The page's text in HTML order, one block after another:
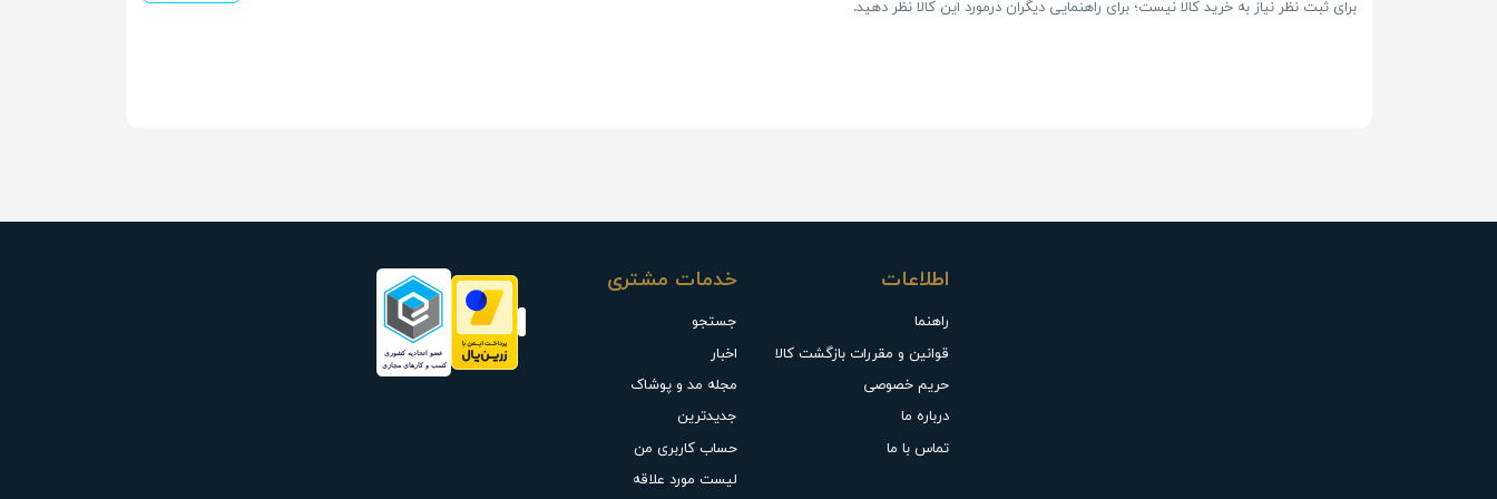
برای ثبت نظر نیاز به خرید کالا نیست؛ برای راهنمایی دیگران درمورد این کالا نظر دهید.
اطلاعات
راهنما
قوانین و مقررات بازگشت کالا
حریم خصوصی
درباره ما
تماس با ما
خدمات مشتری
جستجو
اخبار
مجله مد و پوشاک
جدیدترین
حساب کاربری من
لیست مورد علاقه